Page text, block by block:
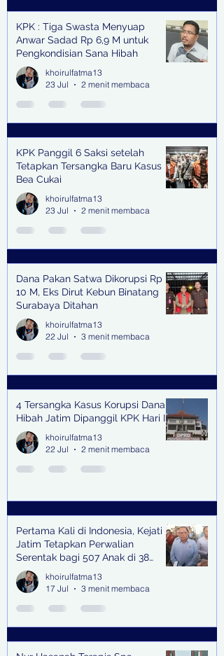
KPK : Tiga Swasta Menyuap
Anwar Sadad Rp 6,9 M untuk
Pengkondisian Sana Hibah
khoirulfatma13
23 Jul
2 menit membaca
KPK Panggil 6 Saksi setelah
Tetapkan Tersangka Baru Kasus
Bea Cukai
khoirulfatma13
23 Jul
2 menit membaca
Dana Pakan Satwa Dikorupsi Rp
10 M, Eks Dirut Kebun Binatang
Surabaya Ditahan
khoirulfatma13
22 Jul
3 menit membaca
4 Tersangka Kasus Korupsi Dana
Hibah Jatim Dipanggil KPK Hari Ini
khoirulfatma13
22 Jul
2 menit membaca
Pertama Kali di Indonesia, Kejati
Jatim Tetapkan Perwalian
Serentak bagi 507 Anak di 38
Kabupaten & Kota
khoirulfatma13
17 Jul
3 menit membaca